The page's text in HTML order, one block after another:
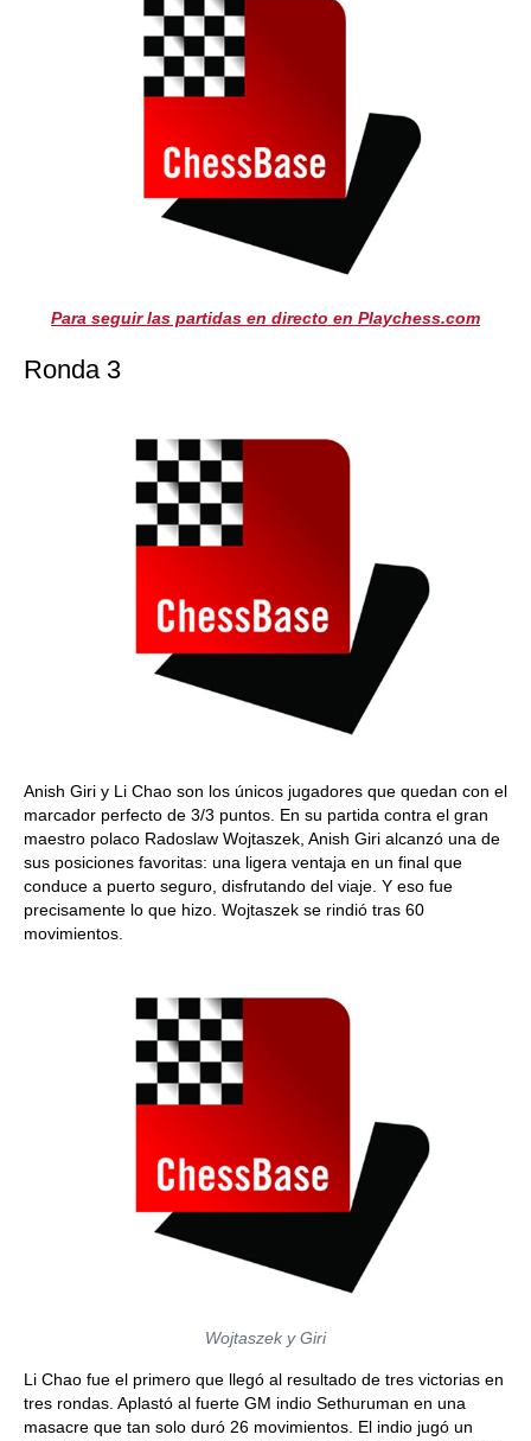
Para seguir las partidas en directo en Playchess.com
Ronda 3
Anish Giri y Li Chao son los únicos jugadores que quedan con el
marcador perfecto de 3/3 puntos. En su partida contra el gran
maestro polaco Radoslaw Wojtaszek, Anish Giri alcanzó una de
sus posiciones favoritas: una ligera ventaja en un final que
conduce a puerto seguro, disfrutando del viaje. Y eso fue
precisamente lo que hizo. Wojtaszek se rindió tras 60
movimientos.
Wojtaszek y Giri
Li Chao fue el primero que llegó al resultado de tres victorias en
tres rondas. Aplastó al fuerte GM indio Sethuruman en una
masacre que tan solo duró 26 movimientos. El indio jugó un